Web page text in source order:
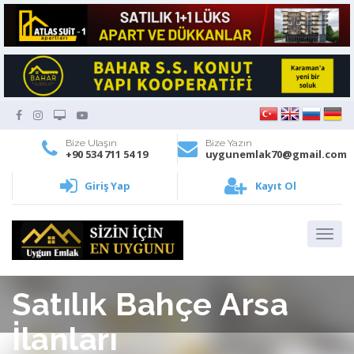
Bize Ulaşın
+90 534 711 54 19
Bize Yazın
uygunemlak70@gmail.com
Giriş Yap Kayıt Ol
Satılık Bahçe Arsa
İlanları